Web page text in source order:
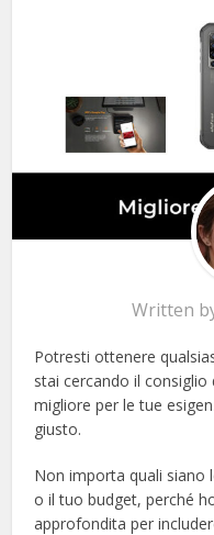
Written
Potresti ottenere
stai cercando il
migliore per le tue
giusto.
Non importa quali siano
o il tuo budget, perché
approfondita per